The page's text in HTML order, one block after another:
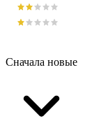
Сначала новые